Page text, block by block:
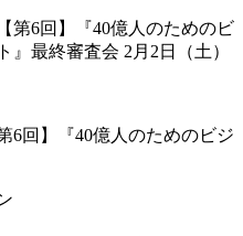
6回】『40億人のためのビジ